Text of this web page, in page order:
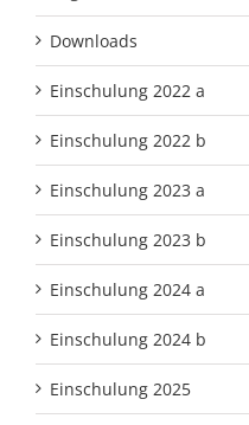
Downloads
Einschulung 2022 a
Einschulung 2022 b
Einschulung 2023 a
Einschulung 2023 b
Einschulung 2024 a
Einschulung 2024 b
Einschulung 2025